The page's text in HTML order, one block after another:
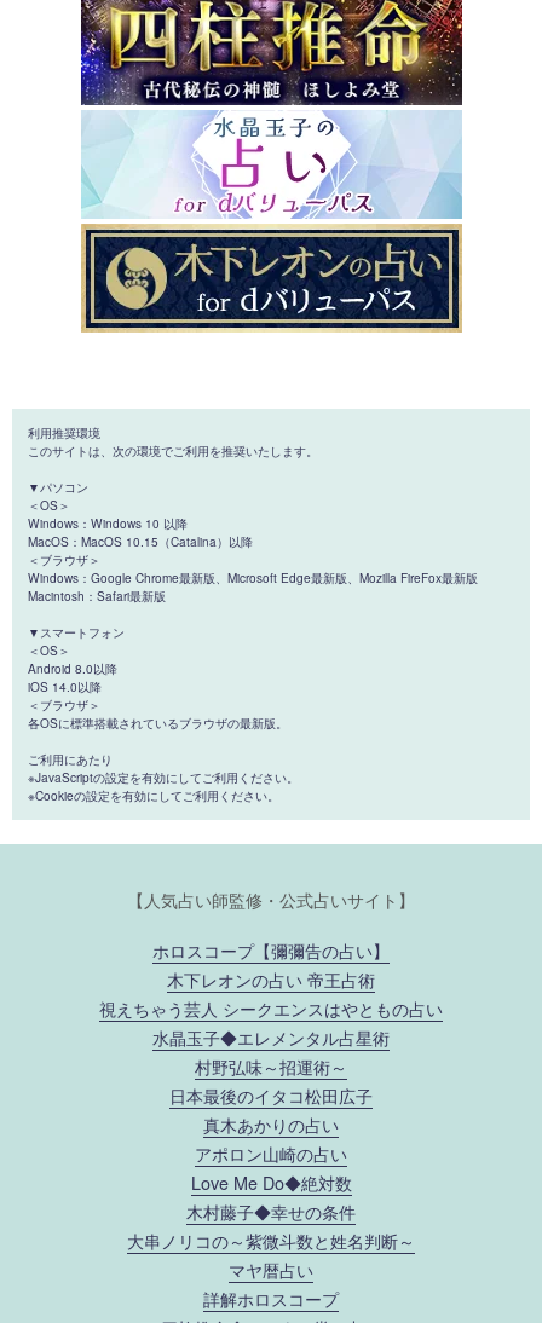
利用推奨環境
このサイトは、次の環境でご利用を推奨いたします。
▼パソコン
＜OS＞
Windows：Windows 10 以降
MacOS：MacOS 10.15（Catalina）以降
＜ブラウザ＞
Windows：Google Chrome最新版、Microsoft Edge最新版、Mozilla FireFox最新版
Macintosh：Safari最新版
▼スマートフォン
＜OS＞
Android 8.0以降
iOS 14.0以降
＜ブラウザ＞
各OSに標準搭載されているブラウザの最新版。
ご利用にあたり
※JavaScriptの設定を有効にしてご利用ください。
※Cookieの設定を有効にしてご利用ください。
【人気占い師監修・公式占いサイト】
ホロスコープ【彌彌告の占い】
木下レオンの占い 帝王占術
視えちゃう芸人 シークエンスはやともの占い
水晶玉子◆エレメンタル占星術
村野弘味～招運術～
日本最後のイタコ松田広子
真木あかりの占い
アポロン山崎の占い
Love Me Do◆絶対数
木村藤子◆幸せの条件
大串ノリコの～紫微斗数と姓名判断～
マヤ暦占い
詳解ホロスコープ